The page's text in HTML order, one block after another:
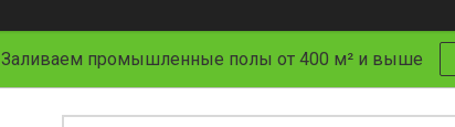
Заливаем промышленные полы от 400 м² и выше